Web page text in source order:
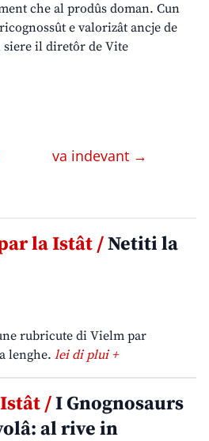
che al prodûs doman. Cun
e valorizât ancje de
siere il diretôr de Vite
va indevant →
la Istât /Netiti la
rubricute di Vielm par
lenghe. lei di plui +
/I Gnognosaurs
al rive in